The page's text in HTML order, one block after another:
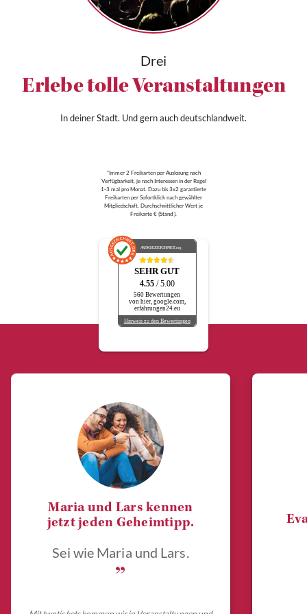
Drei
Erlebe tolle Veranstaltungen
In deiner Stadt. Und gern auch deutschlandweit.
*Immer 2 Freikarten per Auslosung nach
Verfügbarkeit, je nach Interessen in der Regel
1-3 mal pro Monat. Dazu bis 3x2 garantierte
Freikarten per Sofortklick nach gewählter
Mitgliedschaft. Durchschnittlicher Wert je
Freikarte € (Stand ).
AUSGEZEICHNET.org
SEHR GUT
4.55 / 5.00
560 Bewertungen
von hier, google.com,
erfahrungen24.eu
Hinweis zu den Bewertungen
Maria und Lars kennen
jetzt jeden Geheimtipp.
Sei wie Maria und Lars.
„